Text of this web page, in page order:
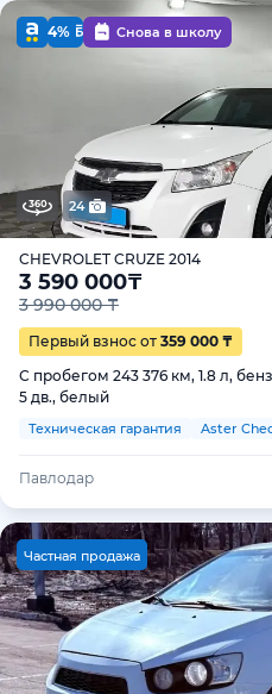
4% Снова в школу
24
CHEVROLET CRUZE 2014
3 590 000₸
3 990 000 ₸
Первый взнос от 359 000 ₸
С пробегом 243 376 км, 1.8 л,
5 дв., белый
Техническая гарантия Aster
Павлодар
Частная продажа